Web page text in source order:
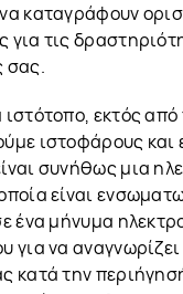
καταγράφουν
τις
σας.
εκτός
ιστοφάρους και
συνήθως μια
είναι
ένα μήνυμα
για να
κατά την